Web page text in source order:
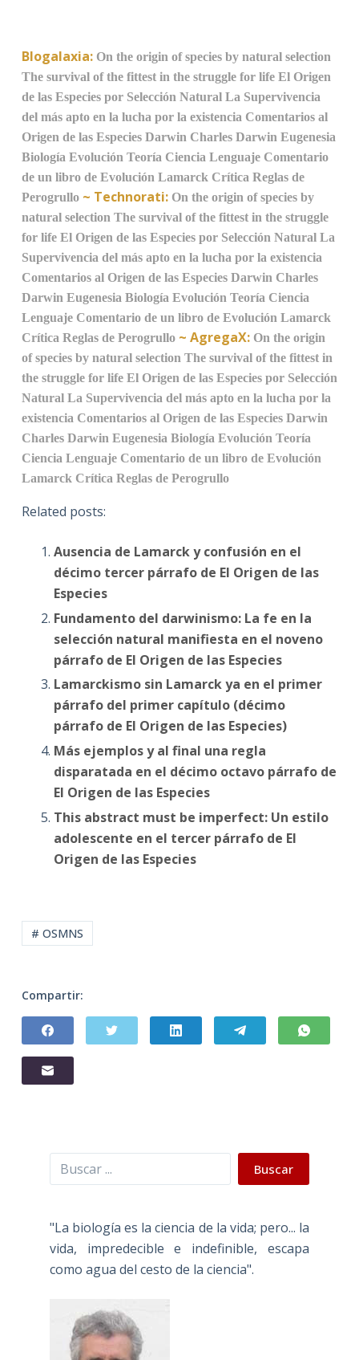
Blogalaxia: On the origin of species by natural selection
The survival of the fittest in the struggle for life El Origen
de las Especies por Selección Natural La Supervivencia
del más apto en la lucha por la existencia Comentarios al
Origen de las Especies Darwin Charles Darwin Eugenesia
Biología Evolución Teoría Ciencia Lenguaje Comentario
de un libro de Evolución Lamarck Crítica Reglas de
Perogrullo~ Technorati: On the origin of species by
natural selection The survival of the fittest in the struggle
for life El Origen de las Especies por Selección Natural La
Supervivencia del más apto en la lucha por la existencia
Comentarios al Origen de las Especies Darwin Charles
Darwin Eugenesia Biología Evolución Teoría Ciencia
Lenguaje Comentario de un libro de Evolución Lamarck
Crítica Reglas de Perogrullo~ AgregaX: On the origin
of species by natural selection The survival of the fittest in
the struggle for life El Origen de las Especies por Selección
Natural La Supervivencia del más apto en la lucha por la
existencia Comentarios al Origen de las Especies Darwin
Charles Darwin Eugenesia Biología Evolución Teoría
Ciencia Lenguaje Comentario de un libro de Evolución
Lamarck Crítica Reglas de Perogrullo
Related posts:
Ausencia de Lamarck y confusión en el
décimo tercer párrafo de El Origen de las
Especies
Fundamento del darwinismo: La fe en la
selección natural manifiesta en el noveno
párrafo de El Origen de las Especies
Lamarckismo sin Lamarck ya en el primer
párrafo del primer capítulo (décimo
párrafo de El Origen de las Especies)
Más ejemplos y al final una regla
disparatada en el décimo octavo párrafo de
El Origen de las Especies
This abstract must be imperfect: Un estilo
adolescente en el tercer párrafo de El
Origen de las Especies
# OSMNS
Compartir:
Buscar Buscar
"La biología es la ciencia de la vida; pero... la
vida, impredecible e indefinible, escapa
como agua del cesto de la ciencia".